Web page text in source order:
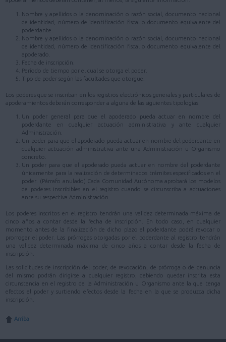
Nombre y apellidos o la denominación o razón social, documento nacional
de identidad, número de identificación fiscal o documento equivalente del
poderdante.
Nombre y apellidos o la denominación o razón social, documento nacional
de identidad, número de identificación fiscal o documento equivalente del
apoderado.
Fecha de inscripción.
Período de tiempo por el cual se otorga el poder.
Tipo de poder según las facultades que otorgue.
Los poderes que se inscriban en los registros electrónicos generales y particulares de
apoderamientos deberán corresponder a alguna de las siguientes tipologías:
Un poder general para que el apoderado pueda actuar en nombre del
poderdante en cualquier actuación administrativa y ante cualquier
Administración.
Un poder para que el apoderado pueda actuar en nombre del poderdante en
cualquier actuación administrativa ante una Administración u Organismo
concreto.
Un poder para que el apoderado pueda actuar en nombre del poderdante
únicamente para la realización de determinados trámites especificados en el
poder. (Párrafo anulado) Cada Comunidad Autónoma aprobará los modelos
de poderes inscribibles en el registro cuando se circunscriba a actuaciones
ante su respectiva Administración
Los poderes inscritos en el registro tendrán una validez determinada máxima de
cinco años a contar desde la fecha de inscripción. En todo caso, en cualquier
momento antes de la finalización de dicho plazo el poderdante podrá revocar o
prorrogar el poder. Las prórrogas otorgadas por el poderdante al registro tendrán
una validez determinada máxima de cinco años a contar desde la fecha de
inscripción.
Las solicitudes de inscripción del poder, de revocación, de prórroga o de denuncia
del mismo podrán dirigirse a cualquier registro, debiendo quedar inscrita esta
circunstancia en el registro de la Administración u Organismo ante la que tenga
efectos el poder y surtiendo efectos desde la fecha en la que se produzca dicha
inscripción.
Arriba